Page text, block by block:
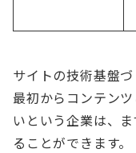
サイトの技術基盤
最初からコンテン
いという企業は、
ることができます。